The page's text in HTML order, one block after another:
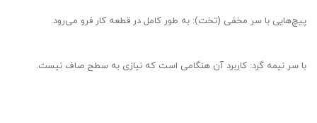
پیچ‌هایی با سر مخفی (تخت): به طور کامل در قطعه کار فرو می‌رود.
با سر نیمه گرد: کاربرد آن هنگامی است که نیازی به سطح صاف نیست.